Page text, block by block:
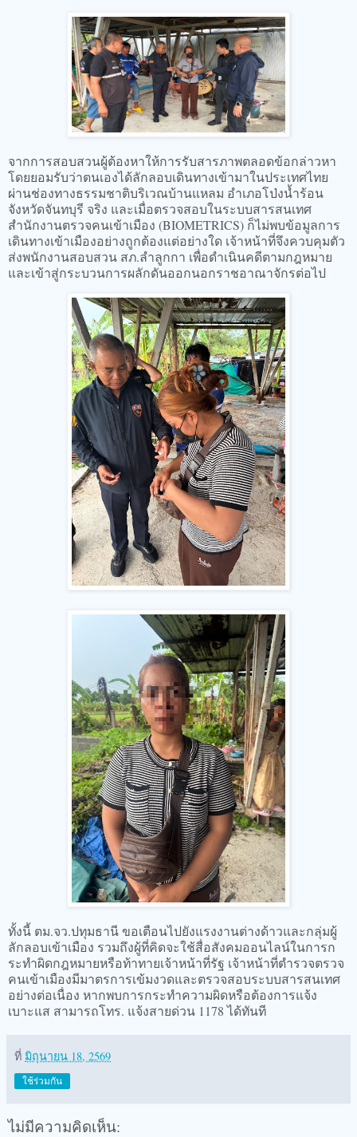
จากการสอบสวนผู้ต้องหาให้การรับสารภาพตลอดข้อกล่าวหา
โดยยอมรับว่าตนเองได้ลักลอบเดินทางเข้ามาในประเทศไทย
ผ่านช่องทางธรรมชาติบริเวณบ้านแหลม อำเภอโป่งน้ำร้อน
จังหวัดจันทบุรี จริง และเมื่อตรวจสอบในระบบสารสนเทศ
สำนักงานตรวจคนเข้าเมือง (BIOMETRICS) ก็ไม่พบข้อมูลการ
เดินทางเข้าเมืองอย่างถูกต้องแต่อย่างใด เจ้าหน้าที่จึงควบคุมตัว
ส่งพนักงานสอบสวน สภ.ลำลูกกา เพื่อดำเนินคดีตามกฎหมาย
และเข้าสู่กระบวนการผลักดันออกนอกราชอาณาจักรต่อไป
ทั้งนี้ ตม.จว.ปทุมธานี ขอเตือนไปยังแรงงานต่างด้าวและกลุ่มผู้
ลักลอบเข้าเมือง รวมถึงผู้ที่คิดจะใช้สื่อสังคมออนไลน์ในการก
ระทำผิดกฎหมายหรือท้าทายเจ้าหน้าที่รัฐ เจ้าหน้าที่ตำรวจตรวจ
คนเข้าเมืองมีมาตรการเข้มงวดและตรวจสอบระบบสารสนเทศ
อย่างต่อเนื่อง หากพบการกระทำความผิดหรือต้องการแจ้ง
เบาะแส สามารถโทร. แจ้งสายด่วน 1178 ได้ทันที
ที่ มิถุนายน 18, 2569
ใช้ร่วมกัน
ไม่มีความคิดเห็น: